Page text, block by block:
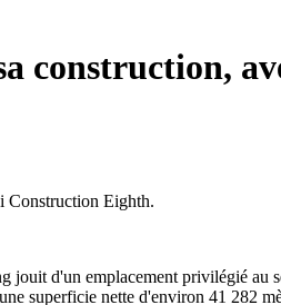
construction,
Construction Eighth.
d'un emplacement privilégié au
superficie nette d'environ 41 282